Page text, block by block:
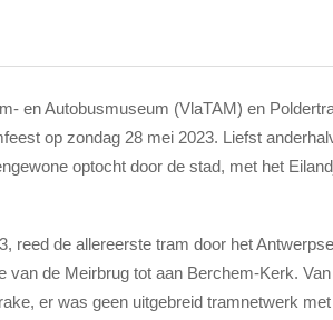
en Autobusmuseum (VlaTAM) en
op zondag 28 mei 2023. Liefst
optocht door de stad, met het
reed de allereerste tram door het
van de Meirbrug tot aan Berchem-Kerk.
er was geen uitgebreid tramnetwerk